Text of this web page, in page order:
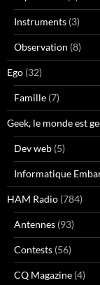
Instruments (3)
Observation (8)
Ego (32)
Famille (7)
Geek, le monde est
Dev web (5)
Informatique
HAM Radio (784)
Antennes (93)
Contests (56)
CQ Magazine (4)